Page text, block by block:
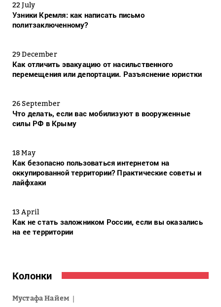
22 July
Узники Кремля: как написать письмо
политзаключенному?
29 December
Как отличить эвакуацию от насильственного
перемещения или депортации. Разъяснение юристки
26 September
Что делать, если вас мобилизуют в вооруженные
силы РФ в Крыму
18 May
Как безопасно пользоваться интернетом на
оккупированной территории? Практические советы и
лайфхаки
13 April
Как не стать заложником России, если вы оказались
на ее территории
Колонки
Мустафа Найем